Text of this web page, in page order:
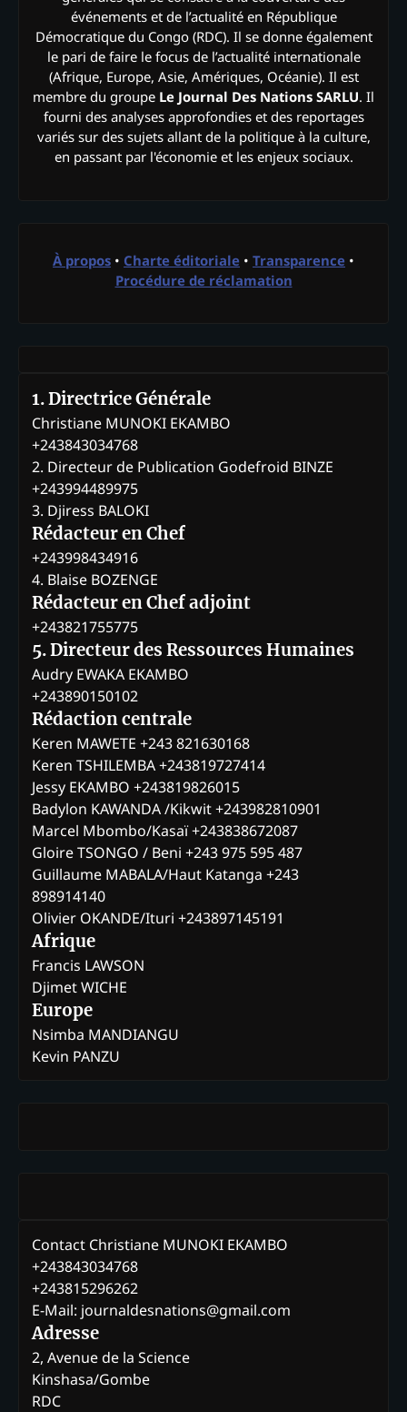
événements et de l’actualité en République
Démocratique du Congo (RDC). Il se donne également
le pari de faire le focus de l’actualité internationale
(Afrique, Europe, Asie, Amériques, Océanie). Il est
membre du groupe Le Journal Des Nations SARLU. Il
fourni des analyses approfondies et des reportages
variés sur des sujets allant de la politique à la culture,
en passant par l'économie et les enjeux sociaux.
À propos • Charte éditoriale • Transparence •
Procédure de réclamation
1. Directrice Générale
Christiane MUNOKI EKAMBO
+243843034768
2. Directeur de Publication Godefroid BINZE
+243994489975
3. Djiress BALOKI
Rédacteur en Chef
+243998434916
4. Blaise BOZENGE
Rédacteur en Chef adjoint
+243821755775
5. Directeur des Ressources Humaines
Audry EWAKA EKAMBO
+243890150102
Rédaction centrale
Keren MAWETE +243 821630168
Keren TSHILEMBA +243819727414
Jessy EKAMBO +243819826015
Badylon KAWANDA /Kikwit +243982810901
Marcel Mbombo/Kasaï +243838672087
Gloire TSONGO / Beni +243 975 595 487
Guillaume MABALA/Haut Katanga +243
898914140
Olivier OKANDE/Ituri +243897145191
Afrique
Francis LAWSON
Djimet WICHE
Europe
Nsimba MANDIANGU
Kevin PANZU
Contact Christiane MUNOKI EKAMBO
+243843034768
+243815296262
E-Mail: journaldesnations@gmail.com
Adresse
2, Avenue de la Science
Kinshasa/Gombe
RDC